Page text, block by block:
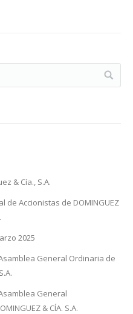
& Cía., S.A.
de Accionistas de DOMINGUEZ
2025
General Ordinaria de
General
& CÍA. S.A.